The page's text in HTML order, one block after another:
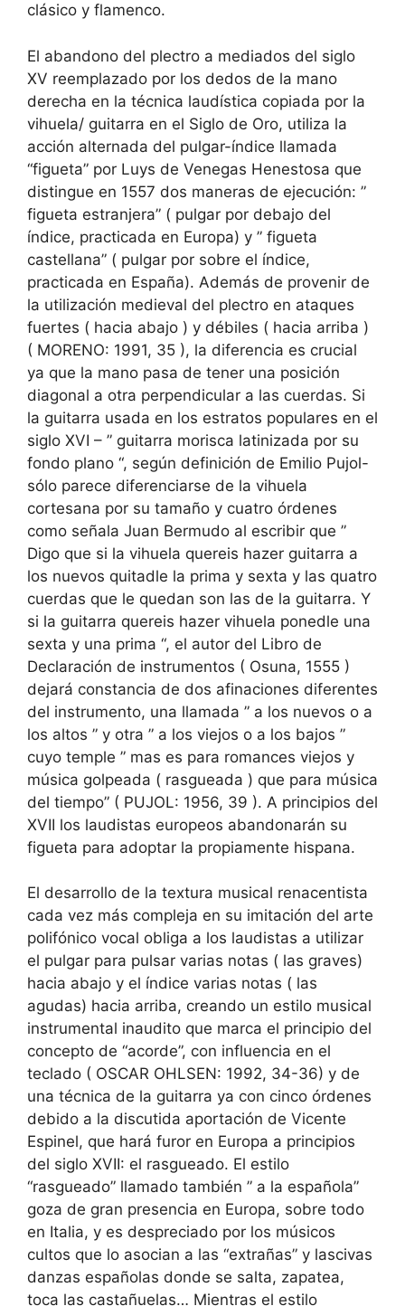
clásico y flamenco.
El abandono del plectro a mediados del siglo
XV reemplazado por los dedos de la mano
derecha en la técnica laudística copiada por la
vihuela/ guitarra en el Siglo de Oro, utiliza la
acción alternada del pulgar-índice llamada
“figueta” por Luys de Venegas Henestosa que
distingue en 1557 dos maneras de ejecución: ”
figueta estranjera” ( pulgar por debajo del
índice, practicada en Europa) y ” figueta
castellana” ( pulgar por sobre el índice,
practicada en España). Además de provenir de
la utilización medieval del plectro en ataques
fuertes ( hacia abajo ) y débiles ( hacia arriba )
( MORENO: 1991, 35 ), la diferencia es crucial
ya que la mano pasa de tener una posición
diagonal a otra perpendicular a las cuerdas. Si
la guitarra usada en los estratos populares en el
siglo XVI – ” guitarra morisca latinizada por su
fondo plano “, según definición de Emilio Pujol-
sólo parece diferenciarse de la vihuela
cortesana por su tamaño y cuatro órdenes
como señala Juan Bermudo al escribir que ”
Digo que si la vihuela quereis hazer guitarra a
los nuevos quitadle la prima y sexta y las quatro
cuerdas que le quedan son las de la guitarra. Y
si la guitarra quereis hazer vihuela ponedle una
sexta y una prima “, el autor del Libro de
Declaración de instrumentos ( Osuna, 1555 )
dejará constancia de dos afinaciones diferentes
del instrumento, una llamada ” a los nuevos o a
los altos ” y otra ” a los viejos o a los bajos ”
cuyo temple ” mas es para romances viejos y
música golpeada ( rasgueada ) que para música
del tiempo” ( PUJOL: 1956, 39 ). A principios del
XVII los laudistas europeos abandonarán su
figueta para adoptar la propiamente hispana.
El desarrollo de la textura musical renacentista
cada vez más compleja en su imitación del arte
polifónico vocal obliga a los laudistas a utilizar
el pulgar para pulsar varias notas ( las graves)
hacia abajo y el índice varias notas ( las
agudas) hacia arriba, creando un estilo musical
instrumental inaudito que marca el principio del
concepto de “acorde”, con influencia en el
teclado ( OSCAR OHLSEN: 1992, 34-36) y de
una técnica de la guitarra ya con cinco órdenes
debido a la discutida aportación de Vicente
Espinel, que hará furor en Europa a principios
del siglo XVII: el rasgueado. El estilo
“rasgueado” llamado también ” a la española”
goza de gran presencia en Europa, sobre todo
en Italia, y es despreciado por los músicos
cultos que lo asocian a las “extrañas” y lascivas
danzas españolas donde se salta, zapatea,
toca las castañuelas… Mientras el estilo